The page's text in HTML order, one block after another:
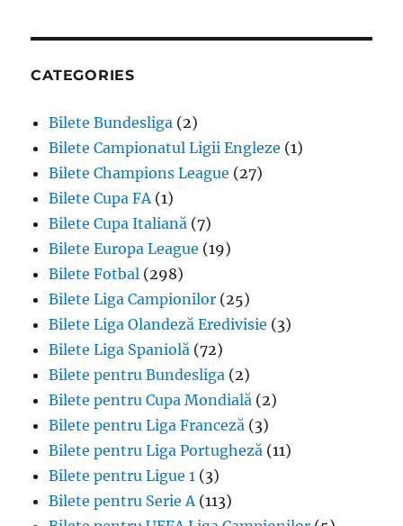
CATEGORIES
Bilete Bundesliga (2)
Bilete Campionatul Ligii Engleze (1)
Bilete Champions League (27)
Bilete Cupa FA(1)
Bilete Cupa Italiană (7)
Bilete Europa League (19)
Bilete Fotbal (298)
Bilete Liga Campionilor (25)
Bilete Liga Olandeză Eredivisie (3)
Bilete Liga Spaniolă (72)
Bilete pentru Bundesliga (2)
Bilete pentru Cupa Mondială (2)
Bilete pentru Liga Franceză (3)
Bilete pentru Liga Portugheză (11)
Bilete pentru Ligue 1 (3)
Bilete pentru Serie A(113)